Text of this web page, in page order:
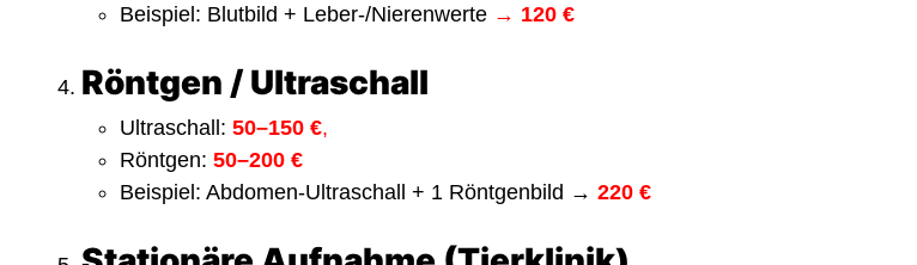
Beispiel: Blutbild + Leber-/Nierenwerte → 120 €
Röntgen / Ultraschall
Ultraschall: 50–150 €,
Röntgen: 50–200 €
Beispiel: Abdomen-Ultraschall + 1 Röntgenbild → 220 €